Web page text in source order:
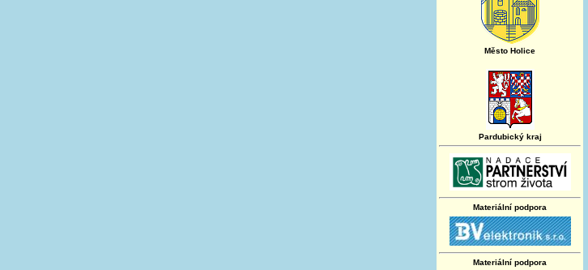
Město Holice
Pardubický kraj
Materiální podpora
Materiální podpora